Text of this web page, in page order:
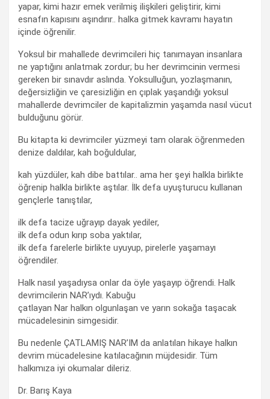
yapar, kimi hazır emek verilmiş ilişkileri geliştirir, kimi
esnafın kapısını aşındırır.. halka gitmek kavramı hayatın
içinde öğrenilir.
Yoksul bir mahallede devrimcileri hiç tanımayan insanlara
ne yaptığını anlatmak zordur; bu her devrimcinin vermesi
gereken bir sınavdır aslında. Yoksulluğun, yozlaşmanın,
değersizliğin ve çaresizliğin en çıplak yaşandığı yoksul
mahallerde devrimciler de kapitalizmin yaşamda nasıl vücut
bulduğunu görür.
Bu kitapta ki devrimciler yüzmeyi tam olarak öğrenmeden
denize daldılar, kah boğuldular,
kah yüzdüler, kah dibe battılar.. ama her şeyi halkla birlikte
öğrenip halkla birlikte aştılar. İlk defa uyuşturucu kullanan
gençlerle tanıştılar,
ilk defa tacize uğrayıp dayak yediler,
ilk defa odun kırıp soba yaktılar,
ilk defa farelerle birlikte uyuyup, pirelerle yaşamayı
öğrendiler.
Halk nasıl yaşadıysa onlar da öyle yaşayıp öğrendi. Halk
devrimcilerin NAR’ıydı. Kabuğu
çatlayan Nar halkın olgunlaşan ve yarın sokağa taşacak
mücadelesinin simgesidir.
Bu nedenle ÇATLAMIŞ NAR’IM da anlatılan hikaye halkın
devrim mücadelesine katılacağının müjdesidir. Tüm
halkımıza iyi okumalar dileriz.
Dr. Barış Kaya